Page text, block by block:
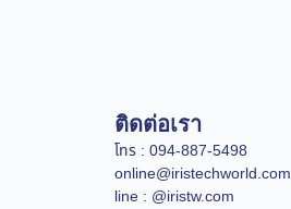
ติดต่อเรา
โทร : 094-887-5498
online@iristechworld.com
line : @iristw.com